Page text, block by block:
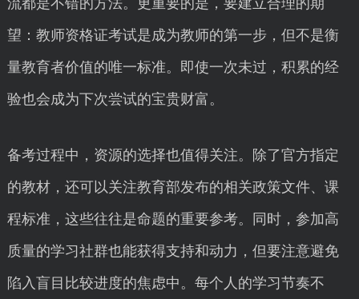
流都是不错的方法。更重要的是，要建立合理的期
望：教师资格证考试是成为教师的第一步，但不是衡
量教育者价值的唯一标准。即使一次未过，积累的经
验也会成为下次尝试的宝贵财富。
备考过程中，资源的选择也值得关注。除了官方指定
的教材，还可以关注教育部发布的相关政策文件、课
程标准，这些往往是命题的重要参考。同时，参加高
质量的学习社群也能获得支持和动力，但要注意避免
陷入盲目比较进度的焦虑中。每个人的学习节奏不